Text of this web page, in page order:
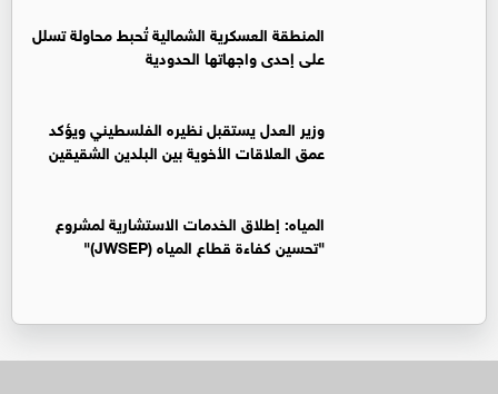
المنطقة العسكرية الشمالية تُحبط محاولة تسلل
على إحدى واجهاتها الحدودية
وزير العدل يستقبل نظيره الفلسطيني ويؤكد
عمق العلاقات الأخوية بين البلدين الشقيقين
المياه: إطلاق الخدمات الاستشارية لمشروع
"تحسين كفاءة قطاع المياه (JWSEP)"